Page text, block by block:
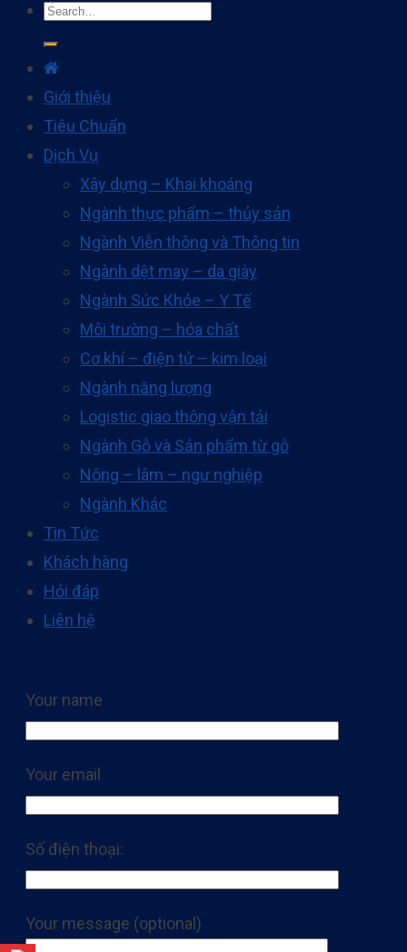
Giới thiệu
Tiêu Chuẩn
Dịch Vụ
Xây dựng – Khai khoáng
Ngành thực phẩm – thủy sản
Ngành Viễn thông và Thông tin
Ngành dệt may – da giày
Ngành Sức Khỏe – Y Tế
Môi trường – hóa chất
Cơ khí – điện tử – kim loại
Ngành năng lượng
Logistic giao thông vận tải
Ngành Gỗ và Sản phẩm từ gỗ
Nông – lâm – ngư nghiệp
Ngành Khác
Tin Tức
Khách hàng
Hỏi đáp
Liên hệ
Your name
Your email
Số điện thoại:
Your message (optional)